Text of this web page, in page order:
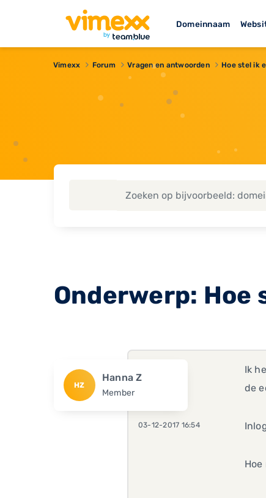
Domeinnaam
Vimexx Forum Vragen en antwoorden Hoe stel ik
Onderwerp: Hoe
HZ
Hanna Z
Member
03-12-2017 16:54
Ik
de